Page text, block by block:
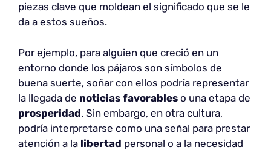
piezas clave que moldean el significado que se le
da a estos sueños.
Por ejemplo, para alguien que creció en un
entorno donde los pájaros son símbolos de
buena suerte, soñar con ellos podría representar
la llegada de noticias favorables o una etapa de
prosperidad. Sin embargo, en otra cultura,
podría interpretarse como una señal para prestar
atención a la libertad personal o a la necesidad